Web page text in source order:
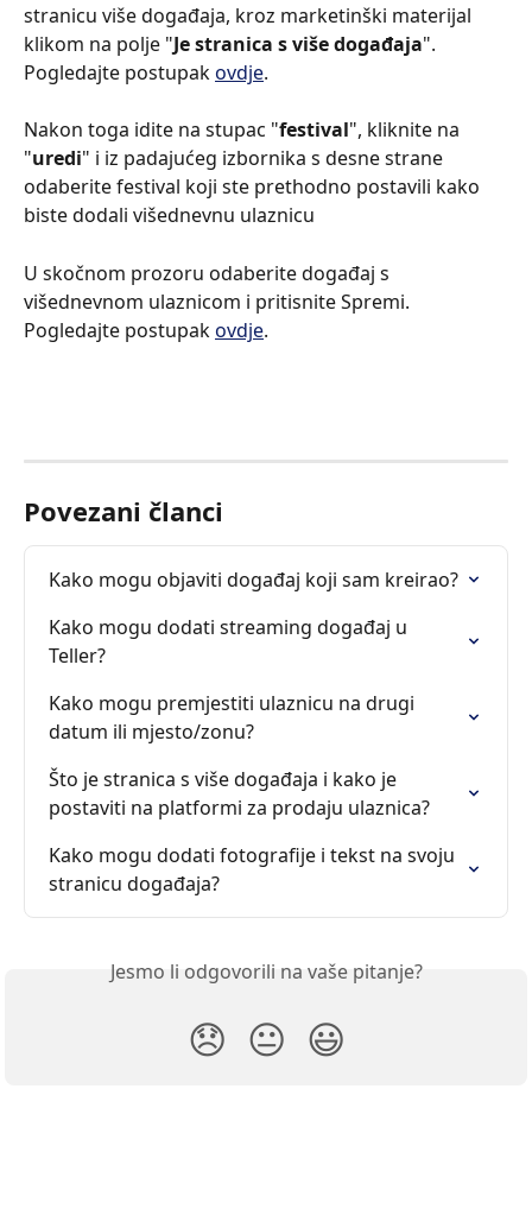
stranicu više događaja, kroz marketinški materijal
klikom na polje "Je stranica s više događaja".
Pogledajte postupak ovdje.
Nakon toga idite na stupac "festival", kliknite na
"uredi" i iz padajućeg izbornika s desne strane
odaberite festival koji ste prethodno postavili kako
biste dodali višednevnu ulaznicu
U skočnom prozoru odaberite događaj s
višednevnom ulaznicom i pritisnite Spremi.
Pogledajte postupak ovdje.
Povezani članci
Kako mogu objaviti događaj koji sam kreirao?
Kako mogu dodati streaming događaj u
Teller?
Kako mogu premjestiti ulaznicu na drugi
datum ili mjesto/zonu?
Što je stranica s više događaja i kako je
postaviti na platformi za prodaju ulaznica?
Kako mogu dodati fotografije i tekst na svoju
stranicu događaja?
Jesmo li odgovorili na vaše pitanje?
😞 😐 😃